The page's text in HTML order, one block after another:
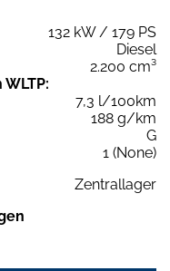
132 kW / 179 PS
Diesel
2.200 cm³
7,3 l/100km
188 g/km
G
1 (None)
Zentrallager